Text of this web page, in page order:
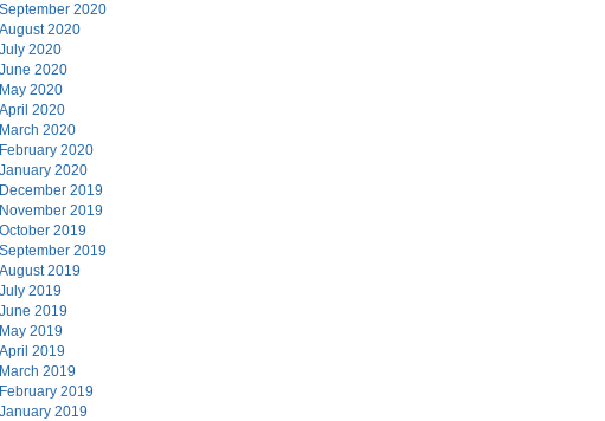
September 2020
August 2020
July 2020
June 2020
May 2020
April 2020
March 2020
February 2020
January 2020
December 2019
November 2019
October 2019
September 2019
August 2019
July 2019
June 2019
May 2019
April 2019
March 2019
February 2019
January 2019